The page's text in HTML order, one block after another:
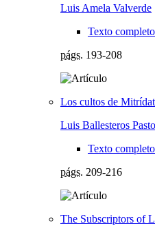
Luis Amela Valverde
Texto completo
págs. 193-208
Los cultos de
Luis Ballesteros
Texto completo
págs. 209-216
The Subscriptors of